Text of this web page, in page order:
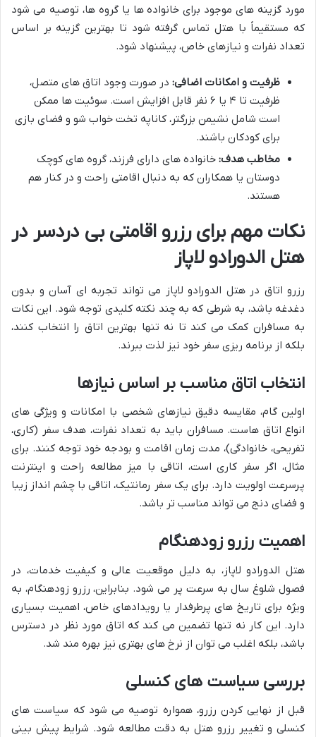
مورد گزینه های موجود برای خانواده ها یا گروه ها، توصیه می شود
که مستقیماً با هتل تماس گرفته شود تا بهترین گزینه بر اساس
تعداد نفرات و نیازهای خاص، پیشنهاد شود.
ظرفیت و امکانات اضافی: در صورت وجود اتاق های متصل،
ظرفیت تا ۴ یا ۶ نفر قابل افزایش است. سوئیت ها ممکن
است شامل نشیمن بزرگتر، کاناپه تخت خواب شو و فضای بازی
برای کودکان باشند.
مخاطب هدف: خانواده های دارای فرزند، گروه های کوچک
دوستان یا همکاران که به دنبال اقامتی راحت و در کنار هم
هستند.
نکات مهم برای رزرو اقامتی بی دردسر در
هتل الدورادو لاپاز
رزرو اتاق در هتل الدورادو لاپاز می تواند تجربه ای آسان و بدون
دغدغه باشد، به شرطی که به چند نکته کلیدی توجه شود. این نکات
به مسافران کمک می کند تا نه تنها بهترین اتاق را انتخاب کنند،
بلکه از برنامه ریزی سفر خود نیز لذت ببرند.
انتخاب اتاق مناسب بر اساس نیازها
اولین گام، مقایسه دقیق نیازهای شخصی با امکانات و ویژگی های
انواع اتاق هاست. مسافران باید به تعداد نفرات، هدف سفر (کاری،
تفریحی، خانوادگی)، مدت زمان اقامت و بودجه خود توجه کنند. برای
مثال، اگر سفر کاری است، اتاقی با میز مطالعه راحت و اینترنت
پرسرعت اولویت دارد. برای یک سفر رمانتیک، اتاقی با چشم انداز زیبا
و فضای دنج می تواند مناسب تر باشد.
اهمیت رزرو زودهنگام
هتل الدورادو لاپاز، به دلیل موقعیت عالی و کیفیت خدمات، در
فصول شلوغ سال به سرعت پر می شود. بنابراین، رزرو زودهنگام، به
ویژه برای تاریخ های پرطرفدار یا رویدادهای خاص، اهمیت بسیاری
دارد. این کار نه تنها تضمین می کند که اتاق مورد نظر در دسترس
باشد، بلکه اغلب می توان از نرخ های بهتری نیز بهره مند شد.
بررسی سیاست های کنسلی
قبل از نهایی کردن رزرو، همواره توصیه می شود که سیاست های
کنسلی و تغییر رزرو هتل به دقت مطالعه شود. شرایط پیش بینی